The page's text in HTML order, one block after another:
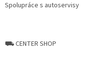
Spolupráce s autoservisy
⛟ CENTER SHOP